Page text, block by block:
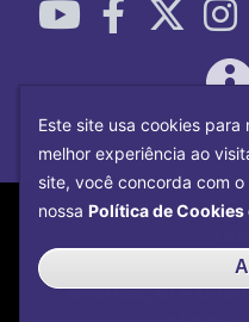
Copyright©2026
Informação e
Este site usa cookies
melhor experiência ao
site, você concorda com
nossa Política de Cookies